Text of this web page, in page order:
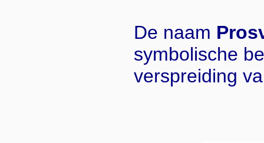
De naam
symbolische
verspreiding